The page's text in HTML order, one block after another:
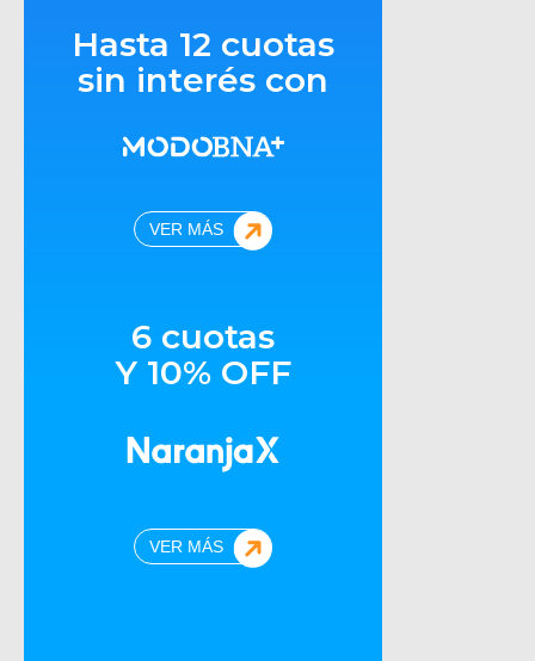
Hasta 12 cuotas
sin interés con
VER MÁS
6 cuotas
Y 10% OFF
VER MÁS